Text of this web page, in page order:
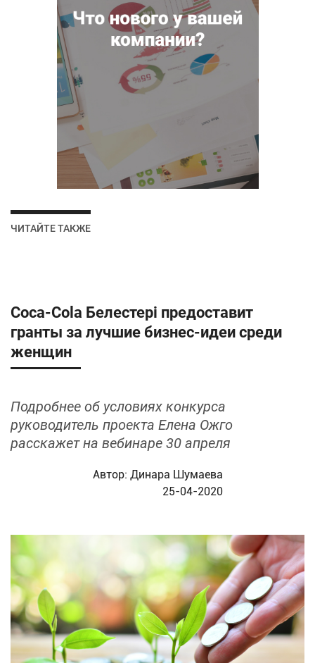
ЧИТАЙТЕ ТАКЖЕ
Coca-Cola Белестері предоставит
гранты за лучшие бизнес-идеи среди
женщин
Подробнее об условиях конкурса
руководитель проекта Елена Ожго
расскажет на вебинаре 30 апреля
Автор: Динара Шумаева
25-04-2020